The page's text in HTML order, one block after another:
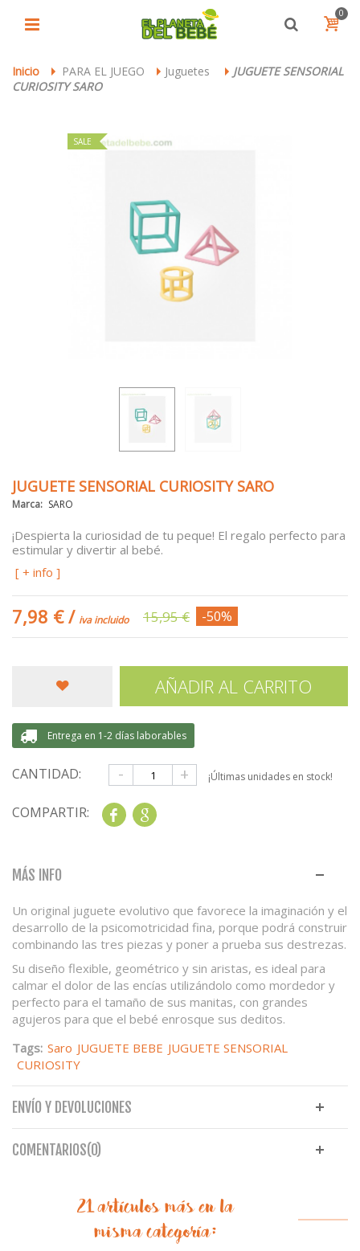
0
Inicio > PARA EL JUEGO > Juguetes > JUGUETE SENSORIAL
CURIOSITY SARO
SALE
JUGUETE SENSORIAL CURIOSITY SARO
Marca: SARO
¡Despierta la curiosidad de tu peque! El regalo perfecto para
estimular y divertir al bebé.
[ + info ]
7,98 €/ iva incluido 15,95 € -50%
AÑADIR AL CARRITO
Entrega en 1-2 días laborables
CANTIDAD: - + ¡Últimas unidades en stock!
COMPARTIR: Share
MÁS INFO
Un original juguete evolutivo que favorece la imaginación y el
desarrollo de la psicomotricidad fina, porque podrá construir
combinando las tres piezas y poner a prueba sus destrezas.
Su diseño flexible, geométrico y sin aristas, es ideal para
calmar el dolor de las encías utilizándolo como mordedor y
perfecto para el tamaño de sus manitas, con grandes
agujeros para que el bebé enrosque sus deditos.
Tags: Saro JUGUETE BEBE JUGUETE SENSORIAL
CURIOSITY
ENVÍO Y DEVOLUCIONES
COMENTARIOS(0)
21 artículos más en la
misma categoría: